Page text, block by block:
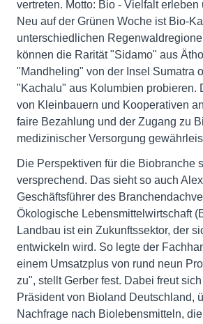
vertreten. Motto: Bio - Vielfalt
Neu auf der Grünen Woche ist Bio-
unterschiedlichen
können die Rarität "Sidamo" aus
"Mandheling" von der Insel Sumatra
"Kachalu" aus Kolumbien probieren.
von Kleinbauern und Kooperativen
faire Bezahlung und der Zugang zu
medizinischer Versorgung
Die Perspektiven für die Biobranche
versprechend. Das sieht so auch
Geschäftsführer des
Ökologische Lebensmittelwirtschaft
Landbau ist ein Zukunftssektor, der
entwickeln wird. So legte der
einem Umsatzplus von rund neun
zu", stellt Gerber fest. Dabei freut
Präsident von Bioland Deutschland,
Nachfrage nach Biolebensmitteln,